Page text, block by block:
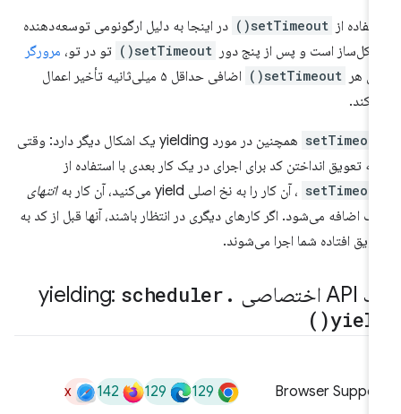
از setTimeout()
در اینجا به دلیل ارگونومی توسعه‌دهنده
است و پس از پنج دور setTimeout() تو در تو، مرورگر
هر setTimeout()
اضافی حداقل ۵ میلی‌ثانیه تأخیر اعمال
همچنین در مورد yielding یک اشکال دیگر دارد: وقتی
به تعویق انداختن کد برای اجرای در یک کار بعدی با استفاده از
، آن کار را به نخ اصلی yield می‌کنید، آن کار به
انتهای
اضافه می‌شود. اگر کارهای دیگری در انتظار باشند، آنها قبل از کد به
افتاده شما اجرا می‌شوند.
scheduler .
)
Browser
129
129
142
x